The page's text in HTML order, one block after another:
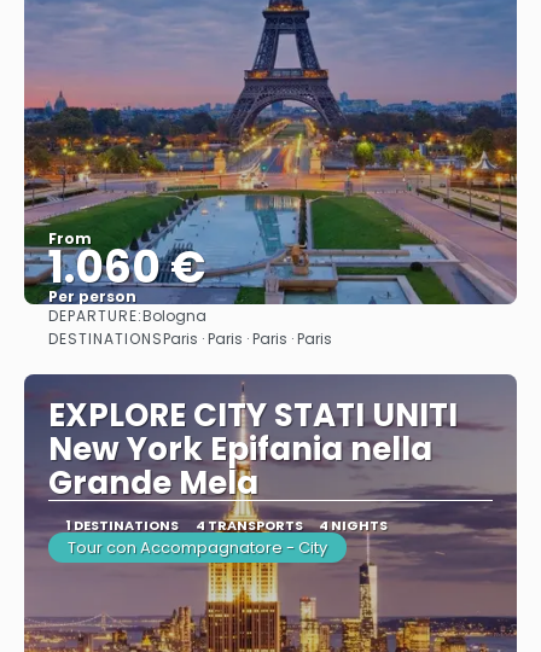
From
1.060 €
Per person
See
DEPARTURE:Bologna
DESTINATIONSParis · Paris · Paris · Paris
EXPLORE CITY STATI UNITI
New York Epifania nella
Grande Mela
1 DESTINATIONS 4 TRANSPORTS 4 NIGHTS
Tour con Accompagnatore - City